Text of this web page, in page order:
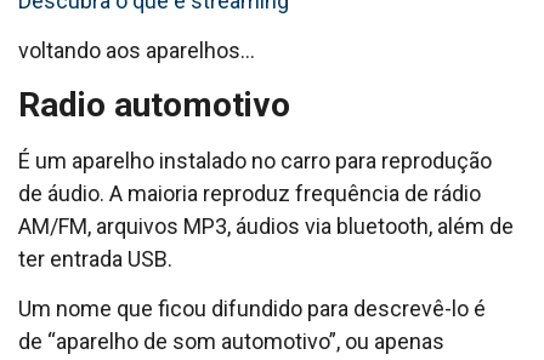
voltando aos aparelhos…
Radio automotivo
É um aparelho instalado no carro para reprodução
de áudio. A maioria reproduz frequência de rádio
AM/FM, arquivos MP3, áudios via bluetooth, além de
ter entrada USB.
Um nome que ficou difundido para descrevê-lo é
de “aparelho de som automotivo”, ou apenas